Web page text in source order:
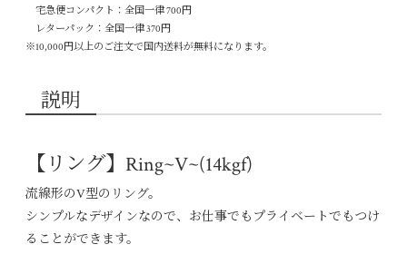
宅急便コンパクト：全国一律 700円
レターパック：全国一律 370円
※10,000円以上のご注文で国内送料が無料になります。
説明
【リング】Ring~V~(14kgf)
流線形のV型のリング。
シンプルなデザインなので、お仕事でもプライベートでもつけ
ることができます。